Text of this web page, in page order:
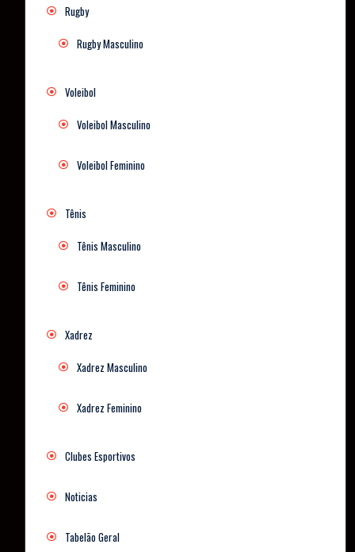
Rugby
Rugby Masculino
Voleibol
Voleibol Masculino
Voleibol Feminino
Tênis
Tênis Masculino
Tênis Feminino
Xadrez
Xadrez Masculino
Xadrez Feminino
Clubes Esportivos
Noticias
Tabelão Geral